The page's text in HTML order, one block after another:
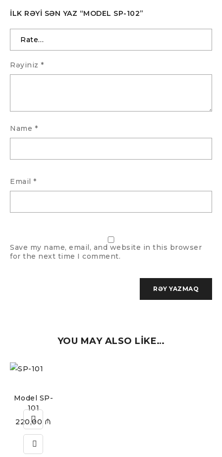
İLK RƏYI SƏN YAZ “MODEL SP-102”
Rəyiniz *
Name *
Email *
Save my name, email, and website in this browser
for the next time I comment.
YOU MAY ALSO LIKE…
Model SP-
101
220,00 ₼